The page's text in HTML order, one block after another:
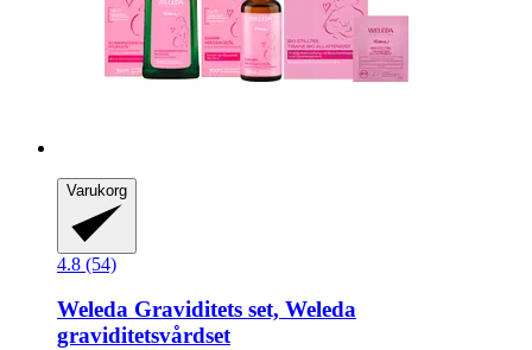
Varukorg
4.8 (54)
Weleda Graviditets set, Weleda
graviditetsvårdset